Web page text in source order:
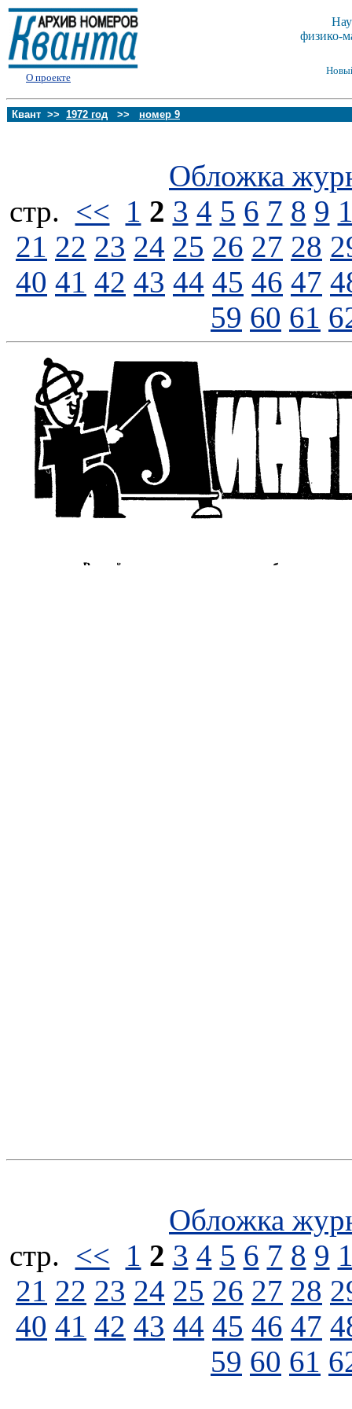
О проекте
физико-
Квант >> 1972 год >> номер 9
Обложка
стp. << 1 2 3 4 5 6 7 8 9
21 22 23 24 25 26 27 28
40 41 42 43 44 45 46 47
59 60 61
Обложка
стp. << 1 2 3 4 5 6 7 8 9
21 22 23 24 25 26 27 28
40 41 42 43 44 45 46 47
59 60 61